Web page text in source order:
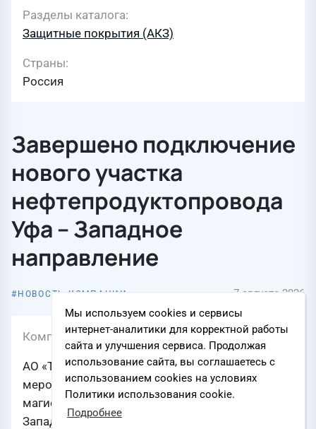
Мы используем cookies и сервисы
интернет-аналитики для корректной работы
сайта и улучшения сервиса. Продолжая
использование сайта, вы соглашаетесь с
использованием cookies на условиях
Политики использования cookie.
Подробнее
Разделы каталога
Защитные покрытия (АКЗ)
Страны
Россия
Завершено подключение
нового участка
нефтепродуктопровода
Уфа – Западное
направление
НОВОСТЬ КОМПАНИИ 7 августа 2026
Компания АО «Транснефть – Урал»
АО «Транснефть — Урал» выполнило комплекс
мероприятий по подключению нового участка
магистрального нефтепродуктопровода Уфа —
Западное направление (МНПП УЗН). Работы